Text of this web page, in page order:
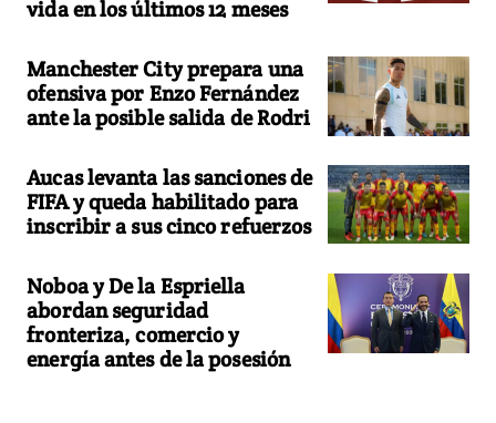
vida en los últimos 12 meses
Manchester City prepara una
ofensiva por Enzo Fernández
ante la posible salida de Rodri
Aucas levanta las sanciones de
FIFA y queda habilitado para
inscribir a sus cinco refuerzos
Noboa y De la Espriella
abordan seguridad
fronteriza, comercio y
energía antes de la posesión